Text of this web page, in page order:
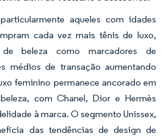
aqueles com idades
cada vez mais tênis de luxo,
beleza como marcadores de
médios de transação aumentando
feminino permanece ancorado em
com Chanel, Dior e Hermès
à marca. O segmento Unissex,
das tendências de design de